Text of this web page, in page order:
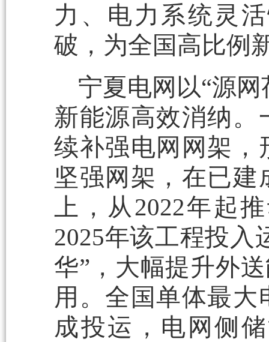
力、电力系统灵
破，为全国高比例
宁夏电网以“源
新能源高效消纳
续补强电网网架，
坚强网架，在已
上，从2022年起
2025年该工程投入
华”，大幅提升外
用。全国单体最
成投运，电网侧